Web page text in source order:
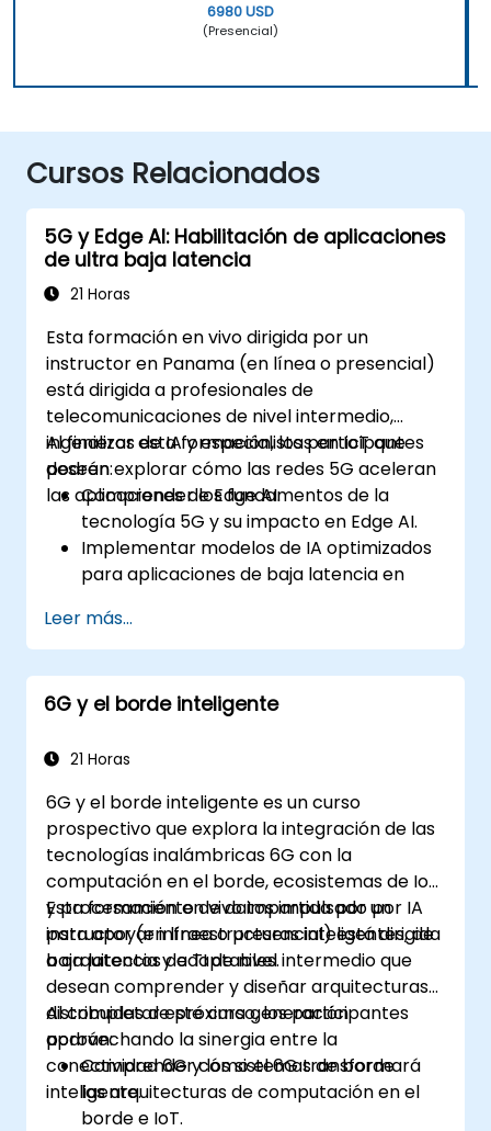
6980 USD
(Presencial)
Cursos Relacionados
5G y Edge AI: Habilitación de aplicaciones
de ultra baja latencia
21 Horas
Esta formación en vivo dirigida por un
instructor en Panama (en línea o presencial)
está dirigida a profesionales de
telecomunicaciones de nivel intermedio,
ingenieros de IA y especialistas en IoT que
deseen explorar cómo las redes 5G aceleran
las aplicaciones de Edge AI.
Al finalizar esta formación, los participantes
podrán:
Comprender los fundamentos de la
tecnología 5G y su impacto en Edge AI.
Implementar modelos de IA optimizados
para aplicaciones de baja latencia en
Implementar sistemas de toma de
decisiones en tiempo real utilizando Edge
AI y conectividad 5G.
Optimizar cargas de trabajo de IA para un
periféricos.
Leer más...
6G y el borde inteligente
21 Horas
6G y el borde inteligente es un curso
prospectivo que explora la integración de las
tecnologías inalámbricas 6G con la
computación en el borde, ecosistemas de IoT
y procesamiento de datos impulsado por IA
para apoyar infraestructuras inteligentes, de
baja latencia y adaptables.
Esta formación en vivo impartida por un
instructor (en línea o presencial) está dirigida
a arquitectos de TI de nivel intermedio que
desean comprender y diseñar arquitecturas
distribuidas de próxima generación
aprovechando la sinergia entre la
conectividad 6G y los sistemas de borde
inteligente.
Al completar este curso, los participantes
podrán:
Comprender cómo el 6G transformará
las arquitecturas de computación en el
borde e IoT.